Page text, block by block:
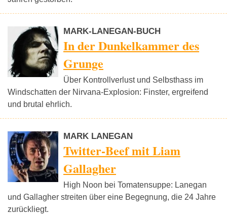
MARK-LANEGAN-BUCH
In der Dunkelkammer des
Grunge
Über Kontrollverlust und Selbsthass im
Windschatten der Nirvana-Explosion: Finster, ergreifend
und brutal ehrlich.
MARK LANEGAN
Twitter-Beef mit Liam
Gallagher
High Noon bei Tomatensuppe: Lanegan
und Gallagher streiten über eine Begegnung, die 24 Jahre
zurückliegt.